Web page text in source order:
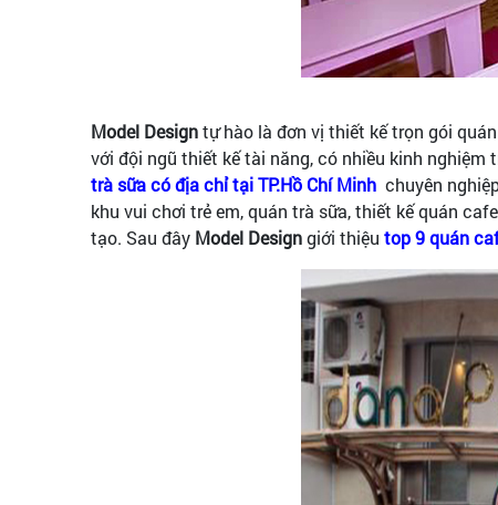
Model Designtự hào là đơn vị thiết kế trọn gói
với đội ngũ thiết kế tài năng, có nhiều kinh
trà sữa có địa chỉ tại TP.Hồ Chí Minh chuyên
khu vui chơi trẻ em, quán trà sữa, thiết kế quán
tạo. Sau đây Model Designgiới thiệu top 9 quán